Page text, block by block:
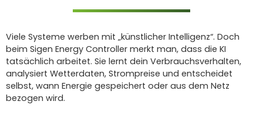
Viele Systeme werben mit „künstlicher Intelligenz“. Doch
beim Sigen Energy Controller merkt man, dass die KI
tatsächlich arbeitet. Sie lernt dein Verbrauchsverhalten,
analysiert Wetterdaten, Strompreise und entscheidet
selbst, wann Energie gespeichert oder aus dem Netz
bezogen wird.